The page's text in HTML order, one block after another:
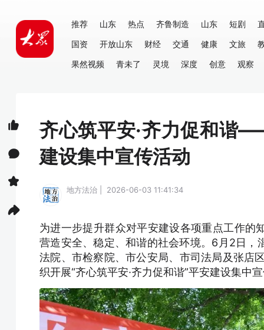
推荐 山东 热点 齐鲁制造 山东 短剧
国资
开放山东 财经 交通 健康 文旅
果然视频
青未了 灵境 深度 创意 观察
齐心筑平安·齐力促和谐
建设集中宣传活动
地方法治 | 2026-06-03 11:41:34
为进一步提升群众对平安建设各项重点工作的
营造安全、稳定、和谐的社会环境。6月2日，
法院、市检察院、市公安局、市司法局及张店
织开展“齐心筑平安·齐力促和谐”平安建设集中